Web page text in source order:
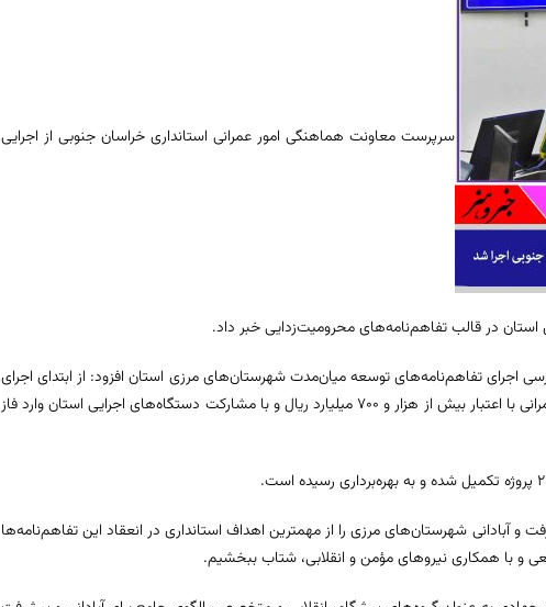
سرپرست معاونت هماهنگی امور عمرانی استانداری خراسان جنوبی از اجرایی
تفاهم‌نامه‌های توسعه میان‌مدت شهرستان‌های مرزی استان افزود: از ابتدای اجرای
این تفاهم‌نامه‌ها تاکنون بیش از ۷۰ پروژه عمرانی با اعتبار بیش از هزار و ۷۰۰ میلیارد ریال و با مشارکت دستگاه‌های اجرایی استان وارد فاز
و آبادانی شهرستان‌های مرزی را از مهمترین اهداف استانداری در انعقاد این تفاهم‌نامه‌ها
و با همکاری نیروهای مؤمن و انقلابی، شتاب ببخشیم.